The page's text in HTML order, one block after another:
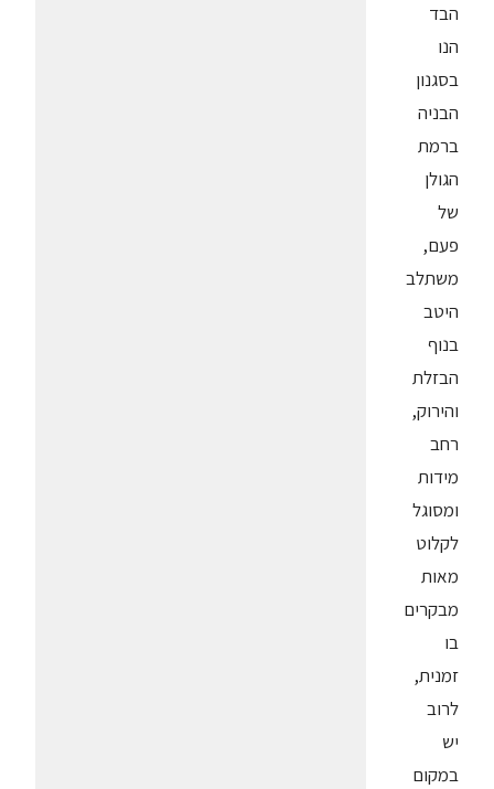
הבד
הנו
בסגנון
הבניה
ברמת
הגולן
של
פעם,
משתלב
היטב
בנוף
הבזלת
והירוק,
רחב
מידות
ומסוגל
לקלוט
מאות
מבקרים
בו
זמנית,
לרוב
יש
במקום